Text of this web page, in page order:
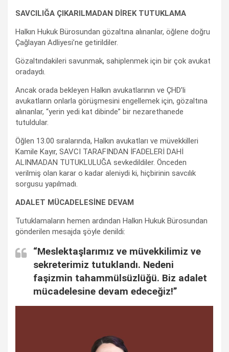
SAVCILIĞA ÇIKARILMADAN DİREK TUTUKLAMA
Halkın Hukuk Bürosundan gözaltına alınanlar, öğlene doğru
Çağlayan Adliyesi’ne getirildiler.
Gözaltındakileri savunmak, sahiplenmek için bir çok avukat
oradaydı.
Ancak orada bekleyen Halkın avukatlarının ve ÇHD’li
avukatların onlarla görüşmesini engellemek için, gözaltına
alınanlar, “yerin yedi kat dibinde” bir nezarethanede
tutuldular.
Öğlen 13.00 sıralarında, Halkın avukatları ve müvekkilleri
Kamile Kayır, SAVCI TARAFINDAN İFADELERİ DAHİ
ALINMADAN TUTUKLULUĞA sevkedildiler. Önceden
verilmiş olan karar o kadar aleniydi ki, hiçbirinin savcılık
sorgusu yapılmadı.
ADALET MÜCADELESİNE DEVAM
Tutuklamaların hemen ardından Halkın Hukuk Bürosundan
gönderilen mesajda şöyle denildi:
“Meslektaşlarımız ve müvekkilimiz ve
sekreterimiz tutuklandı. Nedeni
faşizmin tahammülsüzlüğü. Biz adalet
mücadelesine devam edeceğiz!”